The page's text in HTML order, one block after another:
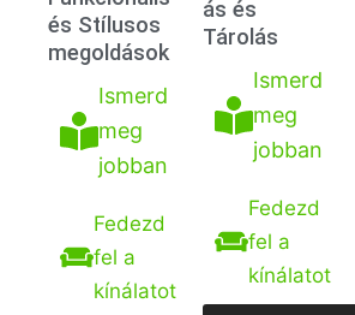
és Stílusos
megoldások
Ismerd
meg
jobban
Fedezd
fel a
kínálatot
ás és
Tárolás
Ismerd
meg
jobban
Fedezd
fel a
kínálatot